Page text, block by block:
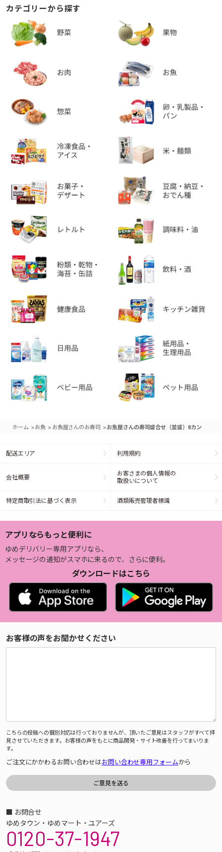
カテゴリーから探す
ホーム >お魚 > お魚屋さんのお寿司 >お魚屋さんの寿司盛合せ（並盛）8カン
配送エリア 利用規約
会社概要
お客さまの個人情報の
取扱いについて
特定商取引法に基づく表示 酒類販売管理者標識
アプリならもっと便利に
ゆめデリバリー専用アプリなら、
メッセージの通知がスマホに来るので、さらに便利。
ダウンロードはこちら
お客様の声をお聞かせください
こちらの投稿への個別対応は行っておりませんが、頂いたご意見はスタッフがすべて拝
見させていただきます。お客様の声をもとに商品開発・サイト改善を行ってまいりま
す。
ご注文にかかわるお問い合わせはお問い合わせ専用フォームから
■ お問合せ
ゆめタウン・ゆめマート・ユアーズ
0120-37-1947